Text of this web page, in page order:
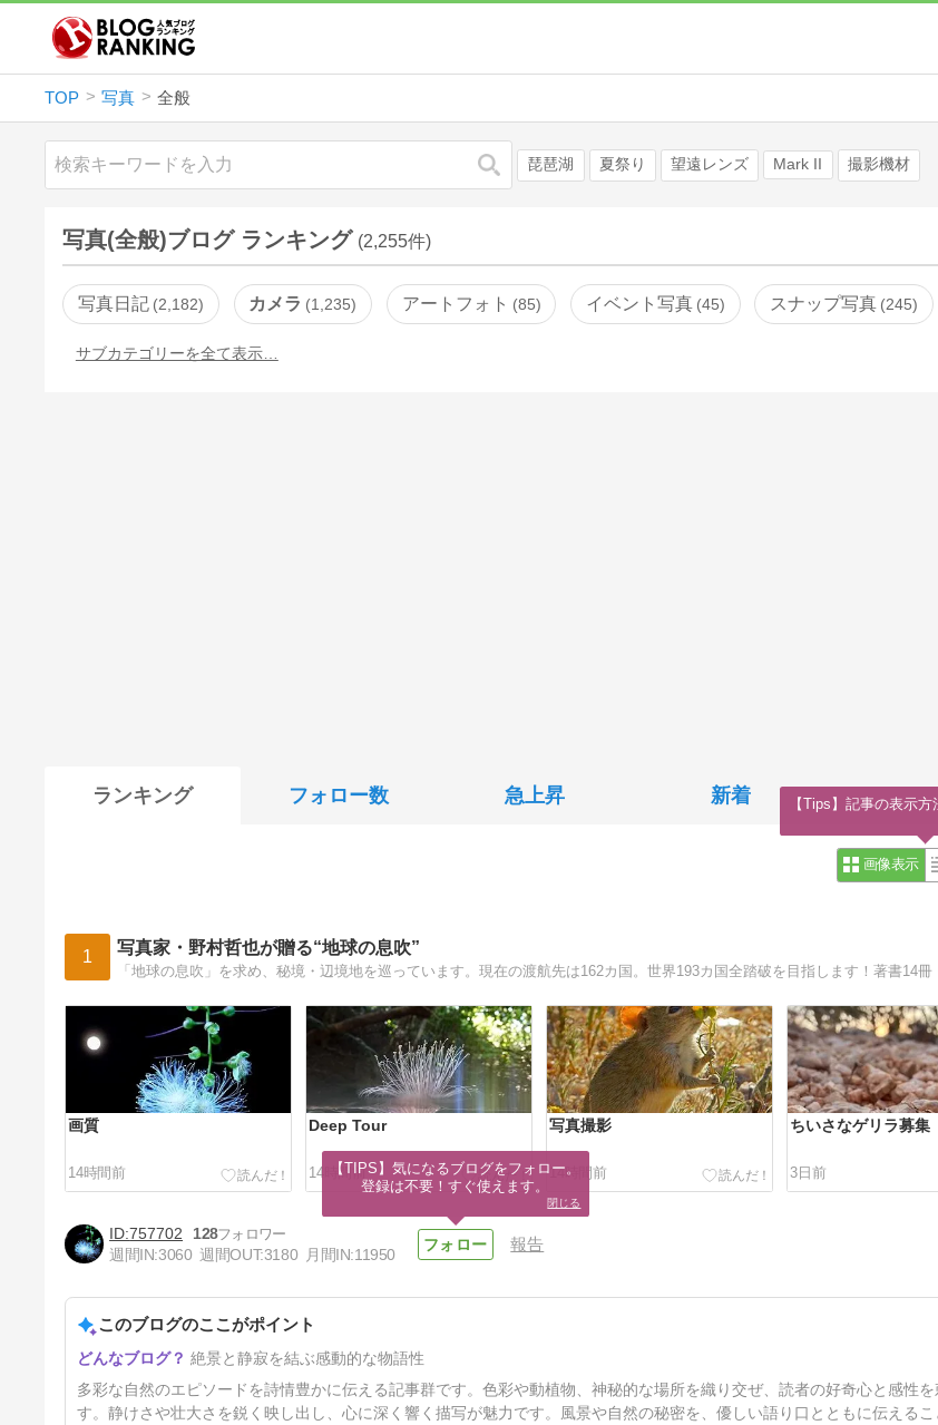
TOP 写真 全般
検索 琵琶湖 夏祭り 望遠レンズ Mark II 撮影機材
写真(全般)ブログ ランキング (2,255件)
写真日記 2,182 カメラ 1,235 アートフォト 85 イベント写真 45 スナップ写真 245
サブカテゴリーを全て表示…
ランキング フォロー数 急上昇 新着
画像表示
1 写真家・野村哲也が贈る“地球の息吹”
画質
14時間前
Deep Tour
14時間前
写真撮影
14時間前
ちいさなゲリラ募集
3日前
フルバージョン
3日前
757702
128
週間IN:3060 週間OUT:3180 月間IN:11950
報告
このブログのここがポイント
絶景と静寂を結ぶ感動的な物語性
多彩な自然のエピソードを詩情豊かに伝える記事群です。色彩や動植物、神秘的な場所を織り交ぜ、読者の好奇心と感性を
す。静けさや壮大さを鋭く映し出し、心に深く響く描写が魅力です。風景や自然の秘密を、優しい語り口とともに伝えるこ
【TIPS】気になるブログをフォロー。
登録は不要！すぐ使えます。
閉じる
【Tips】記事の表示方